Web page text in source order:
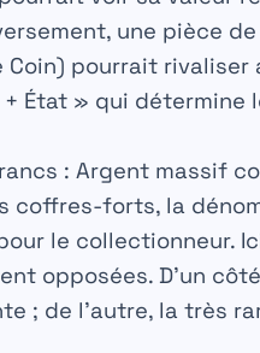
une pièce
pourrait
État » qui détermine
: Argent massif
coffres-forts, la
le collectionneur.
opposées. D’un
; de l’autre, la très